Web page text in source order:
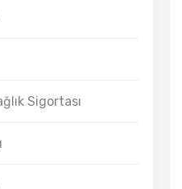
Sigortası